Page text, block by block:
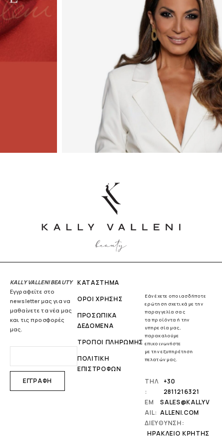
KALLY VALLENI BEAUTY
Εγγραφείτε στο
newsletter μας για να
μαθαίνετε τα νέα μας
και τις προσφορές
μας.
ΚΑΤΑΣΤΗΜΑ
ΟΡΟΙ ΧΡΗΣΗΣ
ΠΡΟΣΩΠΙΚΑ
ΔΕΔΟΜΕΝΑ
ΤΡΟΠΟΙ ΠΛΗΡΩΜΗΣ
ΠΟΛΙΤΙΚΗ
ΕΠΙΣΤΡΟΦΩΝ
Εάν έχετε οποιασδήποτε
ερώτηση σχετικά με την
παραγγελία σας
τα προϊόντα ή την
υπηρεσία μας,
παρακαλούμε
επικοινωνήστε
με την εξυπηρέτηση
πελατών μας.
ΤΗΛ
:
+30
2811216321
EM
AIL:
SALES@KALLYV
ALLENI.COM
ΔΙΕΥΘΥΝΣΗ:
ΗΡΆΚΛΕΙΟ ΚΡΉΤΗΣ